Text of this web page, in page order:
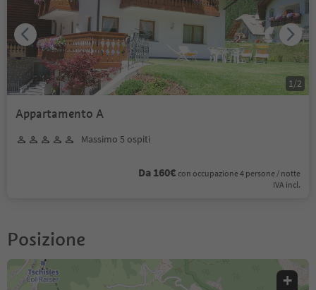
Appartamento A
Massimo 5 ospiti
Da 160€ con occupazione 4 persone / notte
IVA incl.
1/2
Posizione
+